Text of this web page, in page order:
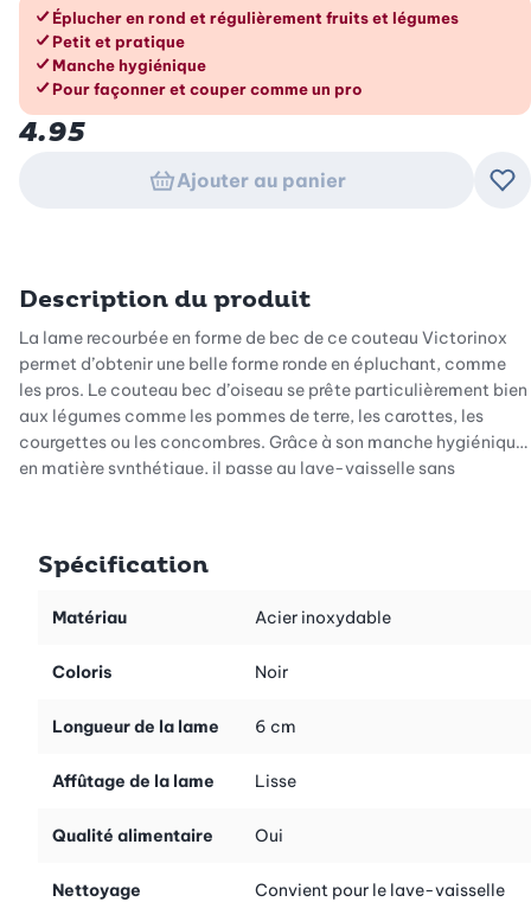
Les avantages en un coup d’œil
Éplucher en rond et régulièrement fruits et légumes
Petit et pratique
Manche hygiénique
Pour façonner et couper comme un pro
4.95
Ajouter au panier
Description du produit
La lame recourbée en forme de bec de ce couteau Victorinox
permet d’obtenir une belle forme ronde en épluchant, comme
les pros. Le couteau bec d’oiseau se prête particulièrement bien
aux légumes comme les pommes de terre, les carottes, les
courgettes ou les concombres. Grâce à son manche hygiénique
en matière synthétique, il passe au lave-vaisselle sans
Spécification
Matériau Acier inoxydable
Coloris Noir
Longueur de la lame 6 cm
Affûtage de la lame Lisse
Qualité alimentaire Oui
Nettoyage Convient pour le lave-vaisselle